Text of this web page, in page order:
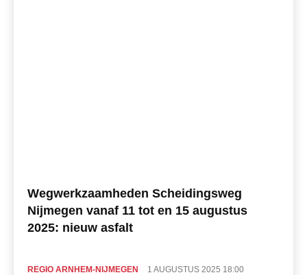
Wegwerkzaamheden Scheidingsweg
Nijmegen vanaf 11 tot en 15 augustus
2025: nieuw asfalt
REGIO ARNHEM-NIJMEGEN 1 AUGUSTUS 2025 18:00